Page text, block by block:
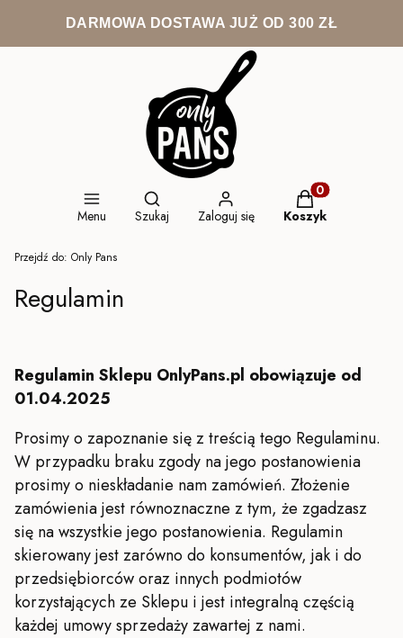
DARMOWA DOSTAWA JUŻ OD 300 ZŁ
Menu
Otwórz wyszukiwarkę
Szukaj Zaloguj się
Produkty w
Koszyk
Przejdź do: Only Pans
Regulamin
Regulamin Sklepu OnlyPans.pl obowiązuje od
01.04.2025
Prosimy o zapoznanie się z treścią tego Regulaminu.
W przypadku braku zgody na jego postanowienia
prosimy o nieskładanie nam zamówień. Złożenie
zamówienia jest równoznaczne z tym, że zgadzasz
się na wszystkie jego postanowienia. Regulamin
skierowany jest zarówno do konsumentów, jak i do
przedsiębiorców oraz innych podmiotów
korzystających ze Sklepu i jest integralną częścią
każdej umowy sprzedaży zawartej z nami.